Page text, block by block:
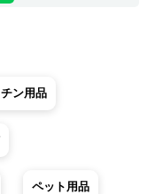
ン用品
ペット用品